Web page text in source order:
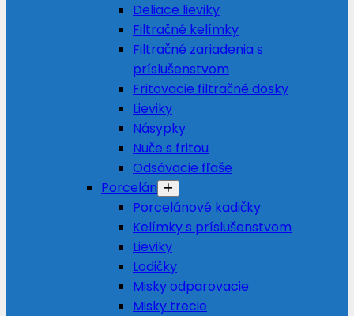
Deliace lieviky
Filtračné kelímky
Filtračné zariadenia s
príslušenstvom
Fritovacie filtračné dosky
Lieviky
Násypky
Nuče s fritou
Odsávacie fľaše
Porcelán
Porcelánové kadičky
Kelímky s príslušenstvom
Lieviky
Lodičky
Misky odparovacie
Misky trecie